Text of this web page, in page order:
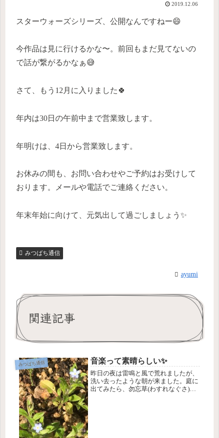
2019.12.06
スターウォーズシリーズ、公開なんですねー😄
今作品は見に行けるかな〜。前回もまだ見てないの
で話が繋がるかなぁ😅
さて、もう12月に入りました🍀
年内は30日の午前中まで営業致します。
年明けは、4日から営業致します。
お休みの間も、お問い合わせやご予約はお受けして
おります。メールや電話でご連絡ください。
年末年始に向けて、元気出して過ごしましょう✨
みつばち通信
ayumi
関連記事
みつばち通信 音楽って素晴らしい✨
昨日の夜は雷鳴と風で荒れましたが、
洗い去ったような朝が来ました。庭に
出てみたら、勿忘草(わすれなぐさ)が